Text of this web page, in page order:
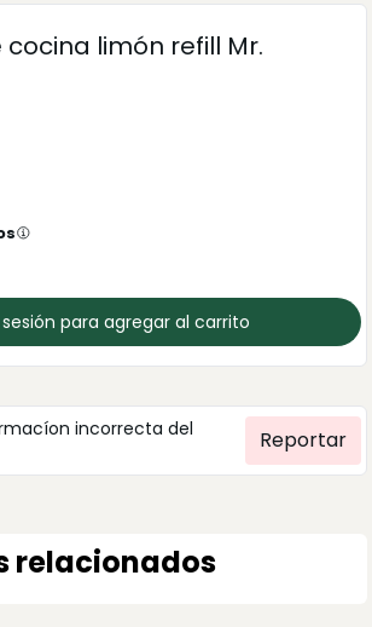
limón refill Mr.
para agregar al carrito
incorrecta del
Reportar
relacionados